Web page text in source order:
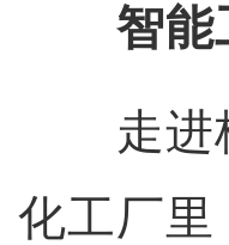
智能
走进桂
化工厂里